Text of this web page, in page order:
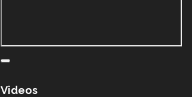
Videos